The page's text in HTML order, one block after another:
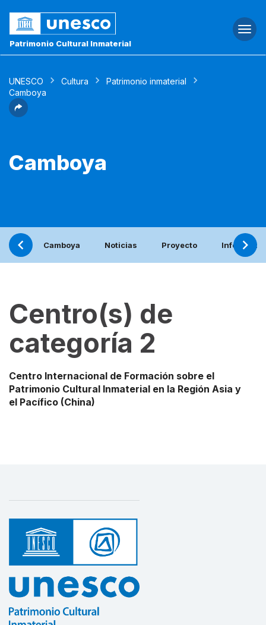
Patrimonio Cultural Inmaterial
UNESCO Cultura
Patrimonio inmaterial
Camboya
Camboya
Camboya Noticias Proyecto Informe
Centro(s) de
categoría 2
Centro Internacional de Formación sobre el
Patrimonio Cultural Inmaterial en la Región Asia y
el Pacífico (China)